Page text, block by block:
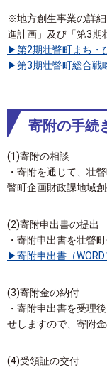
※地方創生事業の詳
進計画」及び「第3期
第2期壮瞥町まち・
第3期壮瞥町総合戦
寄附の手続
(1)寄附の相談
・寄附を通じて、壮
瞥町企画財政課地域
(2)寄附申出書の提出
・寄附申出書を壮瞥
寄附申出書（WORD
(3)寄附金の納付
・寄附申出書を受理
せしますので、寄附
(4)受領証の交付